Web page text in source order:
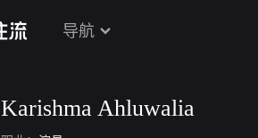
导航
Karishma Ahluwalia